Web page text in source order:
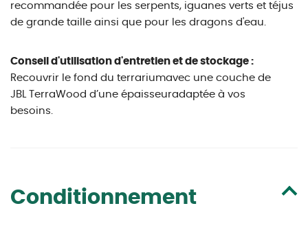
recommandée pour les serpents, iguanes verts et téjus
de grande taille ainsi que pour les dragons d'eau.
Conseil d'utilisation d'entretien et de stockage :
Recouvrir Ie fond du terrariumavec une couche de
JBL TerraWood d’une épaisseuradaptée à vos
besoins.
Conditionnement